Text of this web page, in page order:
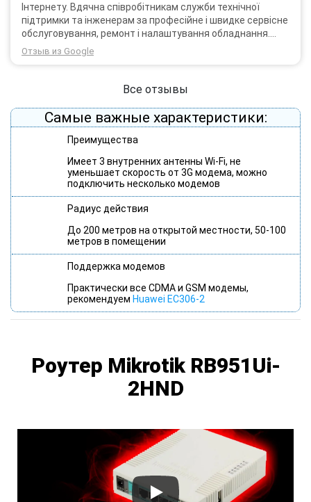
Інтернету. Вдячна співробітникам служби технічної
підтримки та інженерам за професійне і швидке сервісне
обслуговування, ремонт і налаштування обладнання.
Через 3 роки після покупки я не шкодую про прийняте
тоді рішення придбати обладнання в компанії 3G star
Отзыв из Google
Все отзывы
Самые важные характеристики:
Преимущества
Имеет 3 внутренних антенны Wi-Fi, не
уменьшает скорость от 3G модема, можно
подключить несколько модемов
Радиус действия
До 200 метров на открытой местности, 50-100
метров в помещении
Поддержка модемов
Практически все CDMA и GSM модемы,
рекомендуем Huawei EС306-2
Роутер Mikrotik RB951Ui-
2HND